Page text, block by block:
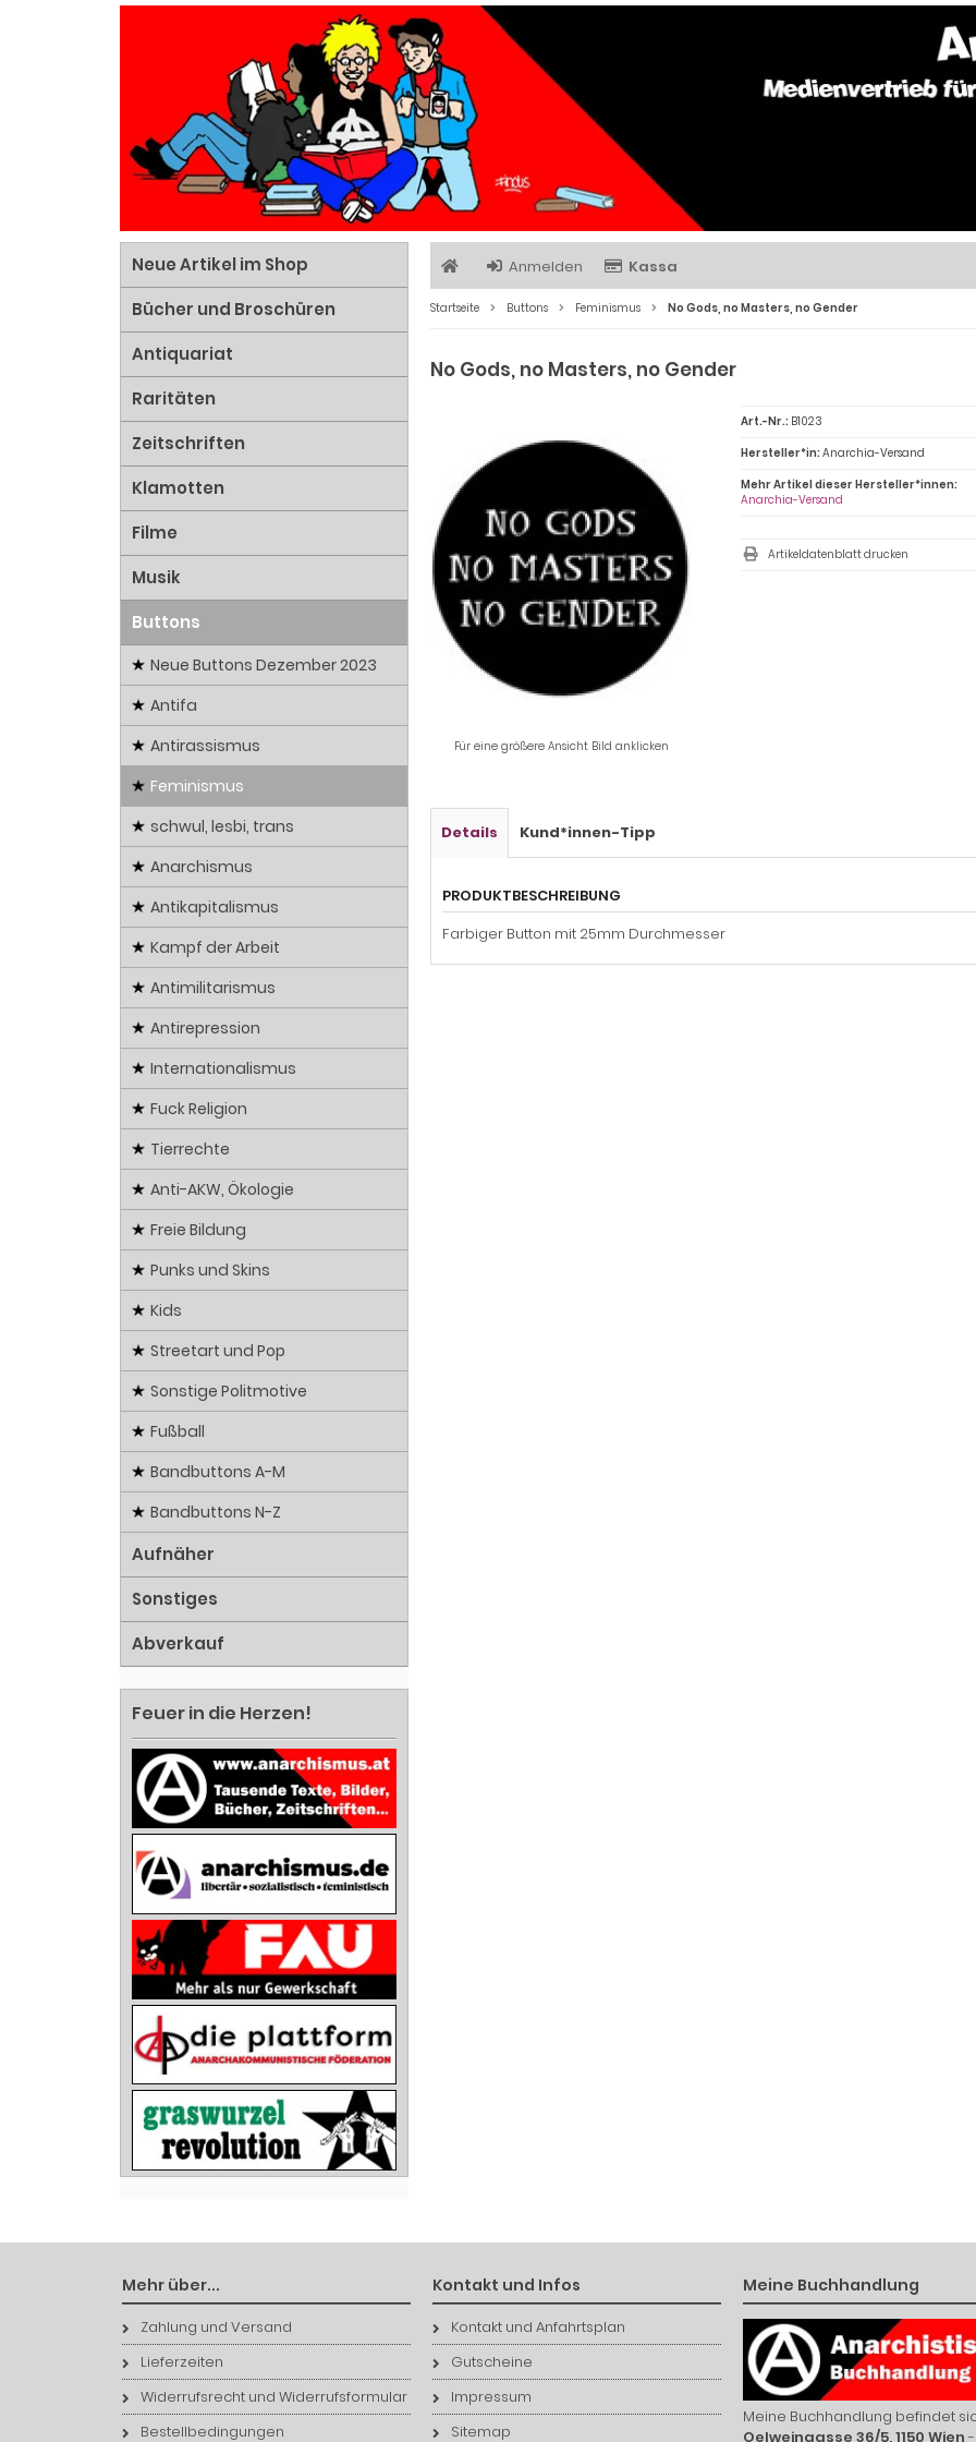
Anmelden Kassa
Startseite Buttons Feminismus No Gods, no Masters, no Gender
No Gods, no Masters, no Gender
Für eine größere Ansicht Bild anklicken
Art.-Nr.: B1023
Hersteller*in:Anarchia-Versand
Mehr Artikel dieser Hersteller*innen:
Anarchia-Versand
Artikeldatenblatt drucken
Details Kund*innen-Tipp
PRODUKTBESCHREIBUNG
Farbiger Button mit 25mm Durchmesser
Neue Artikel im Shop
Bücher und Broschüren
Antiquariat
Raritäten
Zeitschriften
Klamotten
Filme
Musik
Buttons
Neue Buttons Dezember 2023
Antifa
Antirassismus
Feminismus
schwul, lesbi, trans
Anarchismus
Antikapitalismus
Kampf der Arbeit
Antimilitarismus
Antirepression
Internationalismus
Fuck Religion
Tierrechte
Anti-AKW, Ökologie
Freie Bildung
Punks und Skins
Kids
Streetart und Pop
Sonstige Politmotive
Fußball
Bandbuttons A-M
Bandbuttons N-Z
Aufnäher
Sonstiges
Abverkauf
Feuer in die Herzen!
Mehr über...
Zahlung und Versand
Lieferzeiten
Widerrufsrecht und Widerrufsformular
Bestellbedingungen
Kontakt und Infos
Kontakt und Anfahrtsplan
Gutscheine
Impressum
Sitemap
Meine Buchhandlung
Meine Buchhandlung befindet
Oelweingasse 36/5, 1150 Wien-